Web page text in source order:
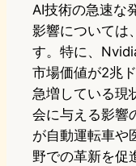
AI技術の急速な
影響については
す。特に、
市場価値が2兆
急増している現
会に与える影響
が自動運転車や
野での革新を促